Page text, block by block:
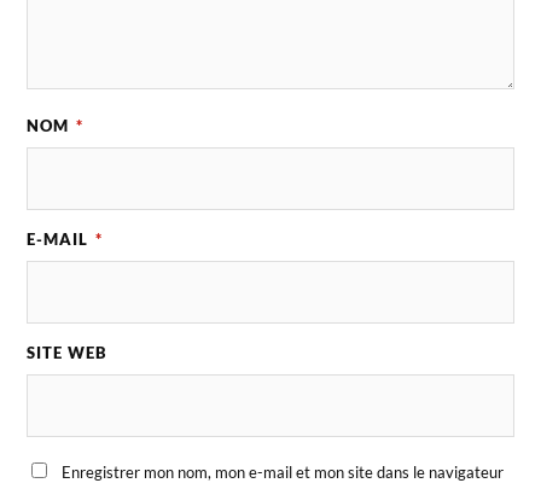
NOM *
E-MAIL *
SITE WEB
Enregistrer mon nom, mon e-mail et mon site dans le navigateur